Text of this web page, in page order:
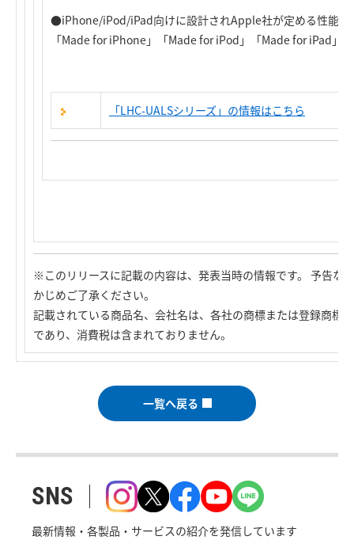
●iPhone/iPod/iPad向けに設計されApple社が定める性能基
「Made for iPhone」「Made for iPod」「Made for iPad」
「LHC-UALSシリーズ」の情報はこちら
※このリリースに記載の内容は、発表当時の情報です。 予告な
かじめご了承ください。
記載されている商品名、会社名は、各社の商標または登録商標
であり、消費税は含まれておりません。
一覧へ戻る
SNS
最新情報・各製品・サービスの紹介を発信しています